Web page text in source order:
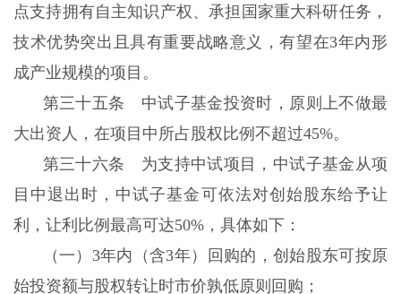
点支持拥有自主知识产权、承担国家重大科研任务，
技术优势突出且具有重要战略意义，有望在3年内形
成产业规模的项目。
第三十五条 中试子基金投资时，原则上不做最
大出资人，在项目中所占股权比例不超过45%。
第三十六条 为支持中试项目，中试子基金从项
目中退出时，中试子基金可依法对创始股东给予让
利，让利比例最高可达50%，具体如下：
（一）3年内（含3年）回购的，创始股东可按原
始投资额与股权转让时市价孰低原则回购；